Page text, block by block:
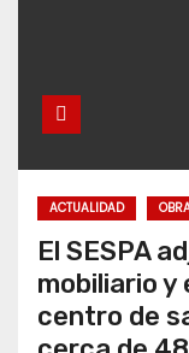
ACTUALIDAD
El SESPA
mobiliario y
centro de